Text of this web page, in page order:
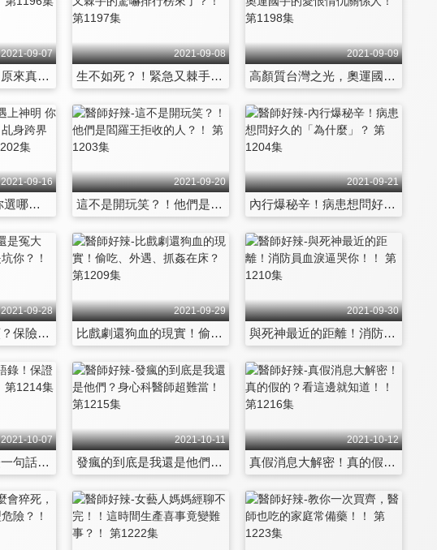
2021-09-07
案發現場直擊！！原來真相在這裡？！ 第1196集
2021-09-08
生不如死？！緊急又棘手的驚嚇排行榜來了？！ 第1197集
2021-09-09
高顏質台灣之光，奧運國手的愛恨情仇關係人！ 第1198集
2021-09-16
當醫師遇上神明 你選哪一邊？！牧師、乩身跨界合作幫很大！！ 第1202集
2021-09-20
這不是開玩笑？！他們是閻羅王拒收的人？！ 第1203集
2021-09-21
內行爆秘辛！病患想問好久的「為什麼」？ 第1204集
2021-09-28
聰明人還是冤大頭？保險是幫你還是坑你？！ 第1208集
2021-09-29
比戲劇還狗血的現實！偷吃、外遇、抓姦在床？ 第1209集
2021-09-30
與死神最近的距離！消防員血淚逼哭你！！ 第1210集
2021-10-07
超白目語錄！保證一句話惹怒另一半！ 第1214集
2021-10-11
發瘋的到底是我還是他們？身心科醫師超難當！ 第1215集
2021-10-12
真假消息大解密！真的假的？看這邊就知道！！ 第1216集